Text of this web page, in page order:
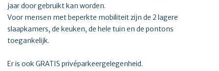
jaar door gebruikt kan worden.
Voor mensen met beperkte mobiliteit zijn de 2 lagere
slaapkamers, de keuken, de hele tuin en de pontons
toegankelijk.
Er is ook GRATIS privéparkeergelegenheid.